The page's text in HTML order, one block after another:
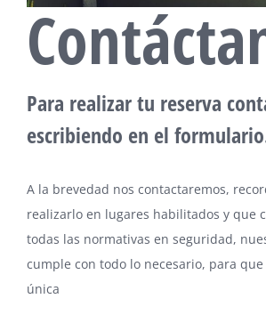
Para realizar tu reserva
escribiendo en el
A la brevedad nos contactaremos,
realizarlo en lugares habilitados y que
todas las normativas en seguridad,
cumple con todo lo necesario, para
única